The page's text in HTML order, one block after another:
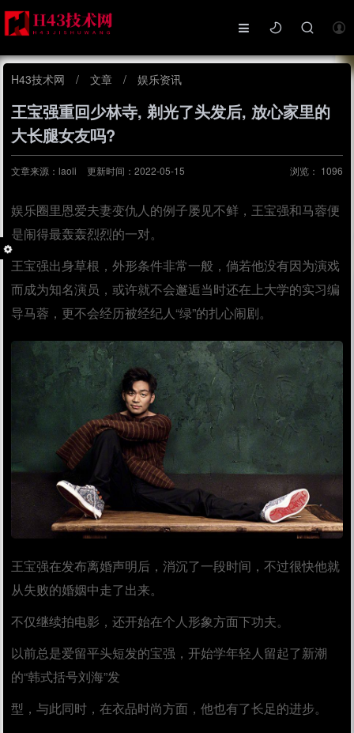
H43技术网 / 文章 / 娱乐资讯
王宝强重回少林寺, 剃光了头发后, 放心家里的
大长腿女友吗?
文章来源：laoli 更新时间：2022-05-15 浏览： 1096
娱乐圈里恩爱夫妻变仇人的例子屡见不鲜，王宝强和马蓉便
是闹得最轰轰烈烈的一对。
王宝强出身草根，外形条件非常一般，倘若他没有因为演戏
而成为知名演员，或许就不会邂逅当时还在上大学的实习编
导马蓉，更不会经历被经纪人“绿”的扎心闹剧。
王宝强在发布离婚声明后，消沉了一段时间，不过很快他就
从失败的婚姻中走了出来。
不仅继续拍电影，还开始在个人形象方面下功夫。
以前总是爱留平头短发的宝强，开始学年轻人留起了新潮
的“韩式括号刘海”发
型，与此同时，在衣品时尚方面，他也有了长足的进步。